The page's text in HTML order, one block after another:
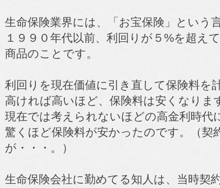
生命保険業界には、「お宝保険」という
１９９０年代以前、利回りが５%を超え
商品のことです。
利回りを現在価値に引き直して保険料を
高ければ高いほど、保険料は安くなりま
現在では考えられないほどの高金利時代
驚くほど保険料が安かったのです。（契
が・・・。）
生命保険会社に勤めてる知人は、当時契